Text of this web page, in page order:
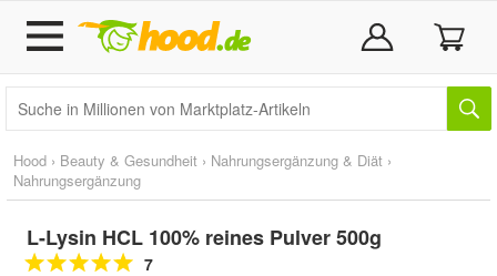
Hood › Beauty & Gesundheit › Nahrungsergänzung & Diät ›
Nahrungsergänzung
L-Lysin HCL 100% reines Pulver 500g
7